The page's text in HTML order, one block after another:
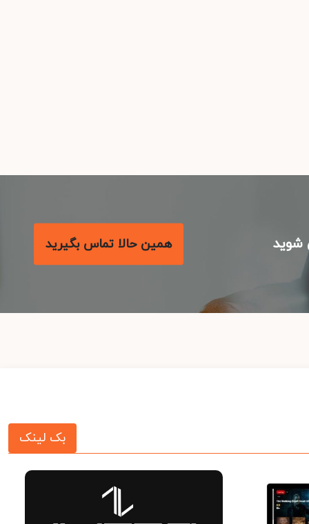
همین حالا تماس بگیرید
بک لینک